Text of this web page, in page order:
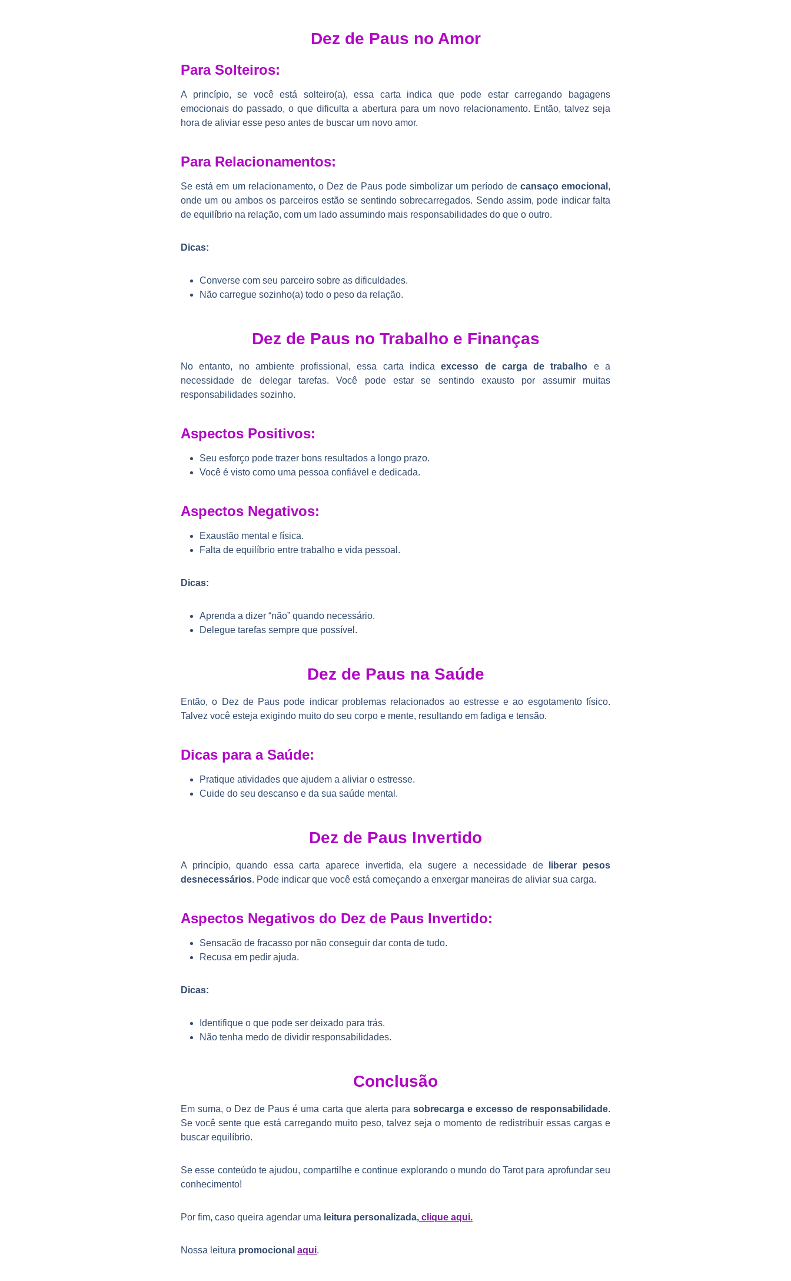
Dez de Paus no Amor
Para Solteiros:
A princípio, se você está solteiro(a), essa carta indica que pode estar carregando bagagens
emocionais do passado, o que dificulta a abertura para um novo relacionamento. Então, talvez seja
hora de aliviar esse peso antes de buscar um novo amor.
Para Relacionamentos:
Se está em um relacionamento, o Dez de Paus pode simbolizar um período de cansaço emocional ,
onde um ou ambos os parceiros estão se sentindo sobrecarregados. Sendo assim, pode indicar falta
de equilíbrio na relação, com um lado assumindo mais responsabilidades do que o outro.
Dicas:
Converse com seu parceiro sobre as dificuldades.
Não carregue sozinho(a) todo o peso da relação.
Dez de Paus no Trabalho e Finanças
No entanto, no ambiente profissional, essa carta indicaexcesso de carga de trabalho e a
necessidade de delegar tarefas. Você pode estar se sentindo exausto por assumir muitas
responsabilidades sozinho.
Aspectos Positivos:
Seu esforço pode trazer bons resultados a longo prazo.
Você é visto como uma pessoa confiável e dedicada.
Aspectos Negativos:
Exaustão mental e física.
Falta de equilíbrio entre trabalho e vida pessoal.
Dicas:
Aprenda a dizer “não” quando necessário.
Delegue tarefas sempre que possível.
Dez de Paus na Saúde
Então, o Dez de Paus pode indicar problemas relacionados ao estresse e ao esgotamento físico.
Talvez você esteja exigindo muito do seu corpo e mente, resultando em fadiga e tensão.
Dicas para a Saúde:
Pratique atividades que ajudem a aliviar o estresse.
Cuide do seu descanso e da sua saúde mental.
Dez de Paus Invertido
A princípio, quando essa carta aparece invertida, ela sugere a necessidade de
liberar pesos
desnecessários. Pode indicar que você está começando a enxergar maneiras de aliviar sua carga.
Aspectos Negativos do Dez de Paus Invertido:
Sensacão de fracasso por não conseguir dar conta de tudo.
Recusa em pedir ajuda.
Dicas:
Identifique o que pode ser deixado para trás.
Não tenha medo de dividir responsabilidades.
Conclusão
Em suma, o Dez de Paus é uma carta que alerta para sobrecarga e excesso de responsabilidade.
Se você sente que está carregando muito peso, talvez seja o momento de redistribuir essas cargas e
buscar equilíbrio.
Se esse conteúdo te ajudou, compartilhe e continue explorando o mundo do Tarot para aprofundar seu
conhecimento!
Por fim, caso queira agendar uma leitura personalizada, clique aqui.
Nossa leitura promocional aqui.